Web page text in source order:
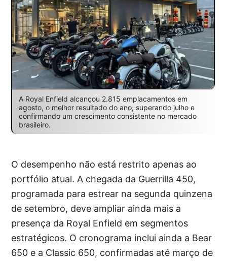
A Royal Enfield alcançou 2.815 emplacamentos em
agosto, o melhor resultado do ano, superando julho e
confirmando um crescimento consistente no mercado
brasileiro.
O desempenho não está restrito apenas ao
portfólio atual. A chegada da Guerrilla 450,
programada para estrear na segunda quinzena
de setembro, deve ampliar ainda mais a
presença da Royal Enfield em segmentos
estratégicos. O cronograma inclui ainda a Bear
650 e a Classic 650, confirmadas até março de